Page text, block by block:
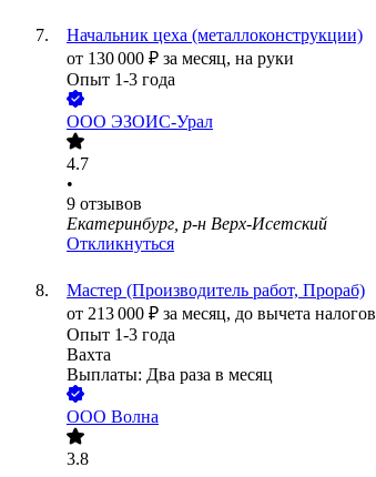
Начальник цеха (металлоконструкции)
от 130 000 ₽ за месяц, на руки
Опыт 1-3 года
ООО ЭЗОИС-Урал
4.7
•
9 отзывов
Екатеринбург, р-н Верх-Исетский
Откликнуться
Мастер (Производитель работ, Прораб)
от 213 000 ₽ за месяц, до вычета налогов
Опыт 1-3 года
Вахта
Выплаты: Два раза в месяц
ООО Волна
3.8